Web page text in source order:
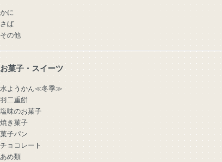
かに
さば
その他
お菓子・スイーツ
水ようかん≪冬季≫
羽二重餅
塩味のお菓子
焼き菓子
菓子パン
チョコレート
あめ類